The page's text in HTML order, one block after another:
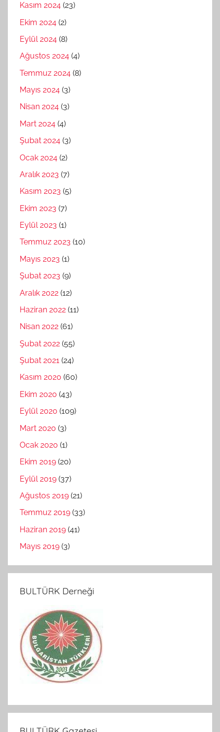
Kasım 2024 (23)
Ekim 2024 (2)
Eylül 2024 (8)
Ağustos 2024 (4)
Temmuz 2024 (8)
Mayıs 2024 (3)
Nisan 2024 (3)
Mart 2024 (4)
Şubat 2024 (3)
Ocak 2024 (2)
Aralık 2023 (7)
Kasım 2023 (5)
Ekim 2023 (7)
Eylül 2023 (1)
Temmuz 2023 (10)
Mayıs 2023 (1)
Şubat 2023 (9)
Aralık 2022 (12)
Haziran 2022 (11)
Nisan 2022 (61)
Şubat 2022 (55)
Şubat 2021 (24)
Kasım 2020 (60)
Ekim 2020 (43)
Eylül 2020 (109)
Mart 2020 (3)
Ocak 2020 (1)
Ekim 2019 (20)
Eylül 2019 (37)
Ağustos 2019 (21)
Temmuz 2019 (33)
Haziran 2019 (41)
Mayıs 2019 (3)
BULTÜRK Derneği